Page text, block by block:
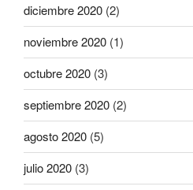
diciembre 2020 (2)
noviembre 2020 (1)
octubre 2020 (3)
septiembre 2020 (2)
agosto 2020 (5)
julio 2020 (3)